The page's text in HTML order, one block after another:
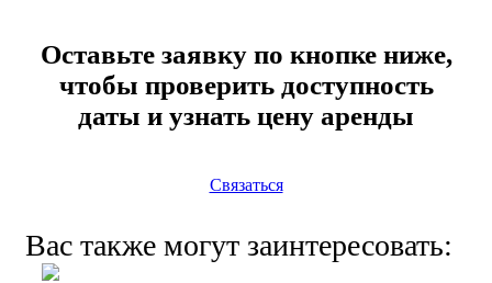
Оставьте заявку по кнопке ниже,
чтобы проверить доступность
даты и узнать цену аренды
Связаться
Вас также могут заинтересовать: